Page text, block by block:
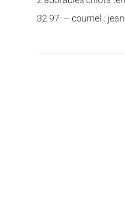
32 97 – courriel :